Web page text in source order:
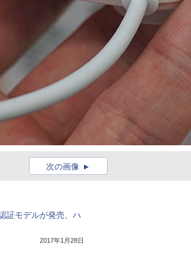
次の画像
証モデルが発売、ハ
2017年1月28日